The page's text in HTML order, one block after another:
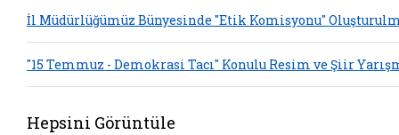
İl Müdürlüğümüz Bünyesinde "Etik Komisyonu"
"15 Temmuz - Demokrasi Tacı" Konulu Resim ve Şiir
Hepsini Görüntüle